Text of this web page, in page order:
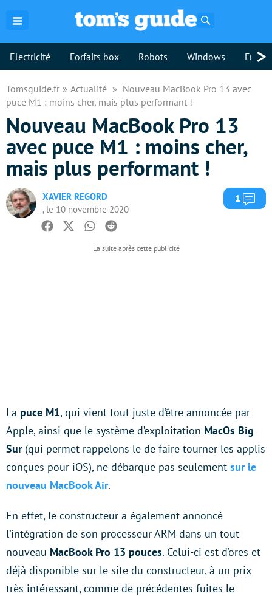
Electricité Forfaits box Robots Windows >
Tomsguide.fr Actualité
Nouveau MacBook Pro 13 avec
puce M1 : moins cher, mais plus performant !
Nouveau MacBook Pro 13
avec puce M1 : moins cher,
mais plus performant !
XAVIER REGORD
, le 10 novembre 2020
1
Facebook
TwitterWhatsapp
Reddit
La puce M1, qui vient tout juste d’être annoncée par
Apple, ainsi que le système d’exploitation MacOs Big
Sur(qui permet rappelons le de faire tourner les applis
conçues pour iOS), ne débarque pas seulement sur le
nouveau MacBook Air.
En effet, le constructeur a également annoncé
l’intégration de son processeur ARM dans un tout
nouveau MacBook Pro 13 pouces. Celui-ci est d’ores et
déjà disponible sur le site du constructeur, à un prix
très intéressant, comme de précédentes fuites le